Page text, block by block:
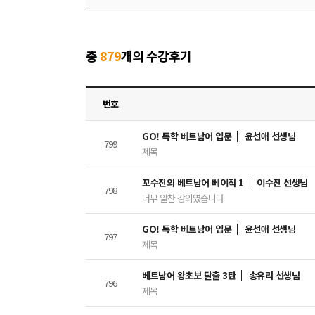
총879개의 수강후기
번호
799
GO! 독학 베트남어 입문
윤선애 선생님
제목
798
꼬수진의 베트남어 베이직 1
이수진 선생님
너무 알찬 강의였습니다
797
GO! 독학 베트남어 입문
윤선애 선생님
제목
796
베트남어 왕초보 탈출 3탄
송유리 선생님
제목